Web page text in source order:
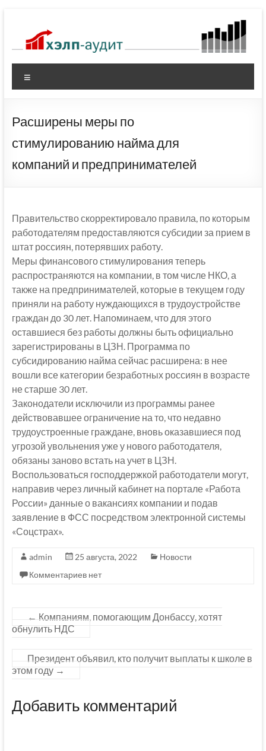
содержимому
Расширены меры по
стимулированию найма для
компаний и предпринимателей
Правительство скорректировало правила, по которым
работодателям предоставляются субсидии за прием в
штат россиян, потерявших работу.
Меры финансового стимулирования теперь
распространяются на компании, в том числе НКО, а
также на предпринимателей, которые в текущем году
приняли на работу нуждающихся в трудоустройстве
граждан до 30 лет. Напоминаем, что для этого
оставшиеся без работы должны быть официально
зарегистрированы в ЦЗН. Программа по
субсидированию найма сейчас расширена: в нее
вошли все категории безработных россиян в возрасте
не старше 30 лет.
Законодатели исключили из программы ранее
действовавшее ограничение на то, что недавно
трудоустроенные граждане, вновь оказавшиеся под
угрозой увольнения уже у нового работодателя,
обязаны заново встать на учет в ЦЗН.
Воспользоваться господдержкой работодатели могут,
направив через личный кабинет на портале «Работа
России» данные о вакансиях компании и подав
заявление в ФСС посредством электронной системы
«Соцстрах».
admin 25 августа, 2022
Новости
Комментариев нет
← Компаниям, помогающим Донбассу, хотят
обнулить НДС
Президент объявил, кто получит выплаты к школе в
этом году →
Добавить комментарий